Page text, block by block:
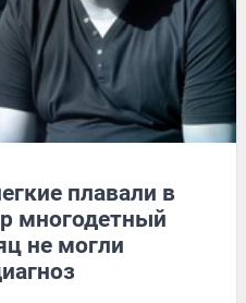
плавали в
многодетный
не могли